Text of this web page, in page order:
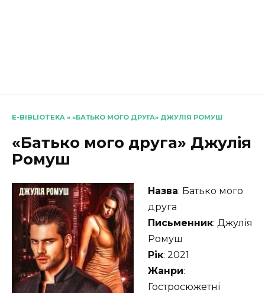
E-BIBLIOTEKA » «БАТЬКО МОГО ДРУГА» ДЖУЛІЯ РОМУШ
«Батько мого друга» Джулія
Ромуш
Назва: Батько мого
друга
Письменник: Джулія
Ромуш
Рік: 2021
Жанри:
Гостросюжетні